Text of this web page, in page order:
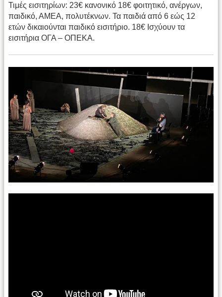
Τιμές εισιτηρίων: 23€ κανονικό 18€ φοιτητικό, ανέργων,
παιδικό, ΑΜΕΑ, πολυτέκνων. Τα παιδιά από 6 εώς 12
ετών δικαιούνται παιδικό εισιτήριο. 18€ Ισχύουν τα
εισιτήρια ΟΓΑ – ΟΠΕΚΑ.